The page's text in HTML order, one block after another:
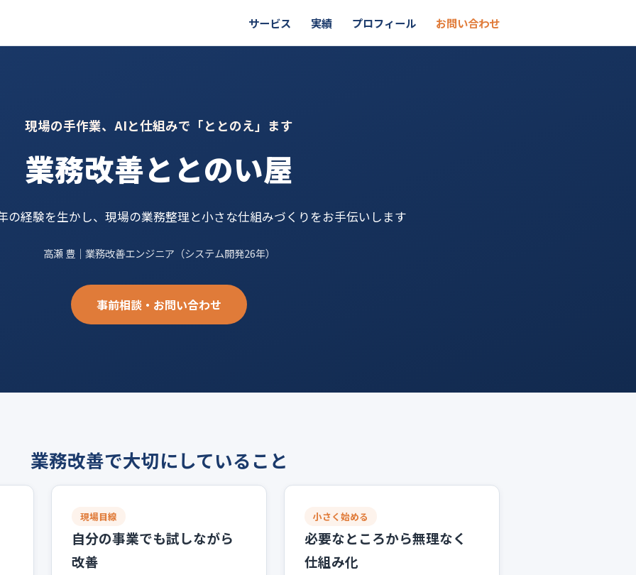
サービス 実績 プロフィール お問い合わせ
現場の手作業、AIと仕組みで「ととのえ」ます
業務改善ととのい屋
の経験を生かし、現場の業務整理と小さな仕組みづくりをお手伝いします
高瀬 豊｜業務改善エンジニア（システム開発26年）
事前相談・お問い合わせ
業務改善で大切にしていること
現場目線
自分の事業でも試しながら
改善
小さく始める
必要なところから無理なく
仕組み化